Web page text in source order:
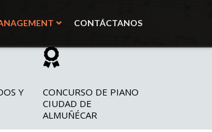
CONTÁCTANOS
Y
CONCURSO DE PIANO
CIUDAD DE
ALMUÑÉCAR